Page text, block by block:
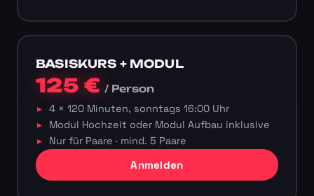
BASISKURS + MODUL
125 €/ Person
4 × 120 Minuten, sonntags 16:00 Uhr
Modul Hochzeit oder Modul Aufbau inklusive
Nur für Paare · mind. 5 Paare
Anmelden